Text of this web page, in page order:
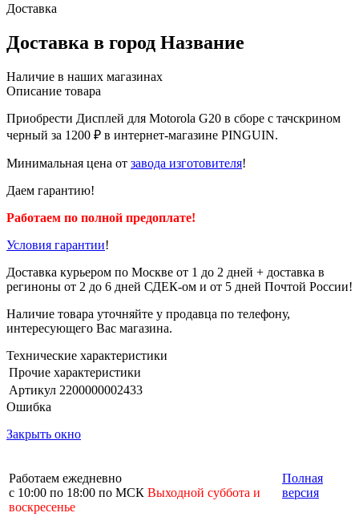
Доставка
Доставка в город Название
Наличие в наших магазинах
Описание товара
Приобрести Дисплей для Motorola G20 в сборе с тачскрином
черный за 1200 ₽ в интернет-магазине PINGUIN.
Минимальная цена от завода изготовителя!
Даем гарантию!
Работаем по полной предоплате!
Условия гарантии!
Доставка курьером по Москве от 1 до 2 дней + доставка в
региноны от 2 до 6 дней СДЕК-ом и от 5 дней Почтой России!
Наличие товара уточняйте у продавца по телефону,
интересующего Вас магазина.
Технические характеристики
Прочие характеристики
Артикул 2200000002433
Ошибка
Закрыть окно
Работаем ежедневно
с 10:00 по 18:00 по МСК Выходной суббота и
воскресенье
Полная
версия